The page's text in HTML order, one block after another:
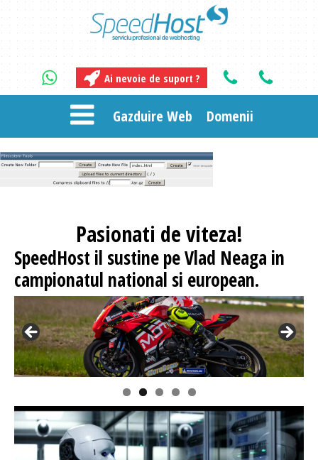
Ai nevoie de suport ?
Gazduire Web Domenii
Pasionati de viteza!
SpeedHost il sustine pe Vlad Neaga in
campionatul national si european.